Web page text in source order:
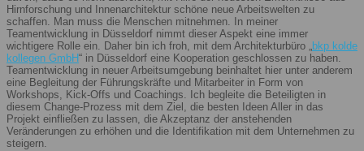
Hirnforschung und Innenarchitektur schöne neue Arbeitswelten zu
schaffen. Man muss die Menschen mitnehmen. In meiner
Teamentwicklung in Düsseldorf nimmt dieser Aspekt eine immer
wichtigere Rolle ein. Daher bin ich froh, mit dem Architekturbüro „bkp kolde
kollegen GmbH“ in Düsseldorf eine Kooperation geschlossen zu haben.
Teamentwicklung in neuer Arbeitsumgebung beinhaltet hier unter anderem
eine Begleitung der Führungskräfte und Mitarbeiter in Form von
Workshops, Kick-Offs und Coachings. Ich begleite die Beteiligten in
diesem Change-Prozess mit dem Ziel, die besten Ideen Aller in das
Projekt einfließen zu lassen, die Akzeptanz der anstehenden
Veränderungen zu erhöhen und die Identifikation mit dem Unternehmen zu
steigern.